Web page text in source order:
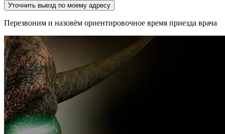
Уточнить выезд по моему адресу
Перезвоним и назовём ориентировочное время приезда врача